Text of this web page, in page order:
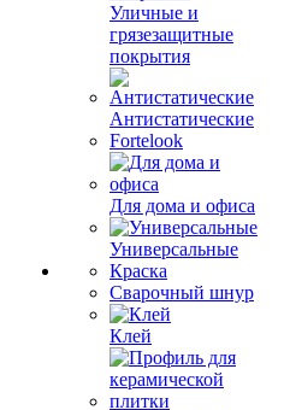
Уличные и
грязезащитные
покрытия
Антистатические
Fortelook
Для дома и офиса
Универсальные
Краска
Сварочный шнур
Клей